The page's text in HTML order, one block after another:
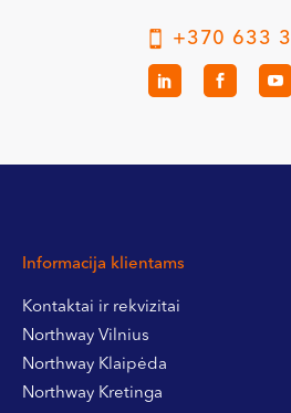
+370 633
Informacija klientams
Kontaktai ir rekvizitai
Northway Vilnius
Northway Klaipėda
Northway Kretinga